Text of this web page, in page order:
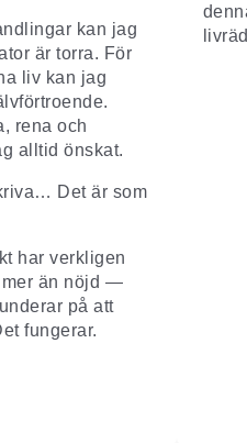
kan jag
är torra. För
liv kan jag
rena och
alltid önskat.
Det är som
har verkligen
mer än nöjd —
på att
fungerar.